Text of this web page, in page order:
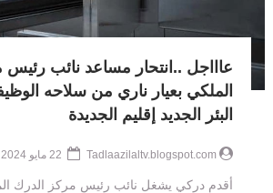
عاااجل ..انتحار مساعد نائب رئيس
الملكي بعيار ناري من سلاحه
البئر الجديد إقليم الجديدة
Tadlaazilaltv.blogspot.com
أقدم دركي يشغل نائب رئيس مركز الدرك